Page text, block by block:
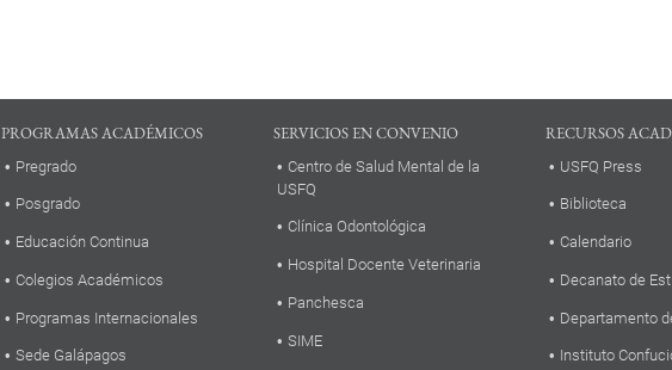
PROGRAMAS ACADÉMICOS
Pregrado
Posgrado
Educación Continua
Colegios Académicos
Programas Internacionales
Sede Galápagos
SERVICIOS EN CONVENIO
Centro de Salud Mental de la
USFQ
Clínica Odontológica
Hospital Docente Veterinaria
Panchesca
SIME
RECURSOS
USFQ Press
Biblioteca
Calendario
Decanato de
Departamento
Instituto